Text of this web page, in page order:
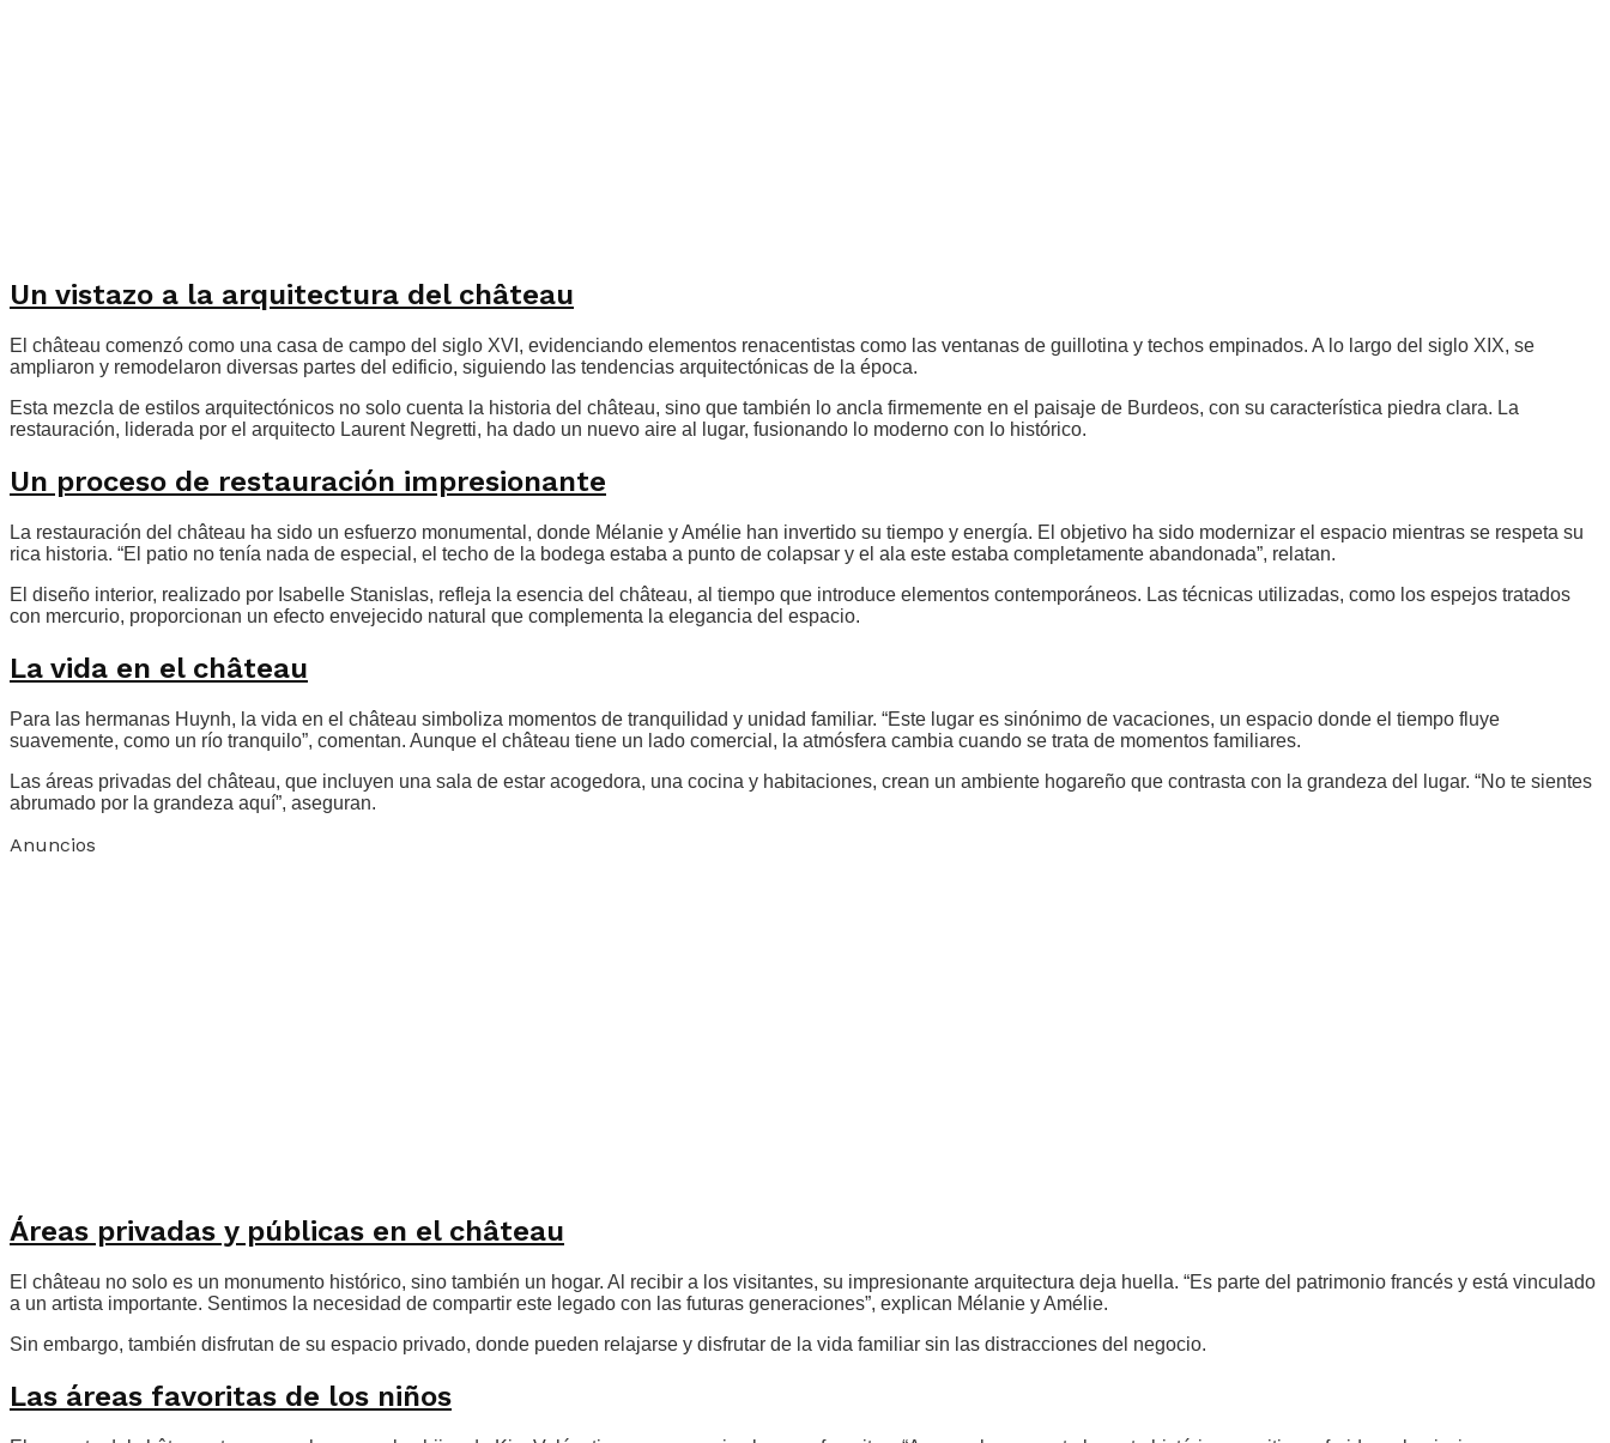
Un vistazo a la arquitectura del château
El château comenzó como una casa de campo del siglo XVI, evidenciando elementos renacentistas como las ventanas de guillotina y techos empinados. A lo largo del siglo XIX, se
ampliaron y remodelaron diversas partes del edificio, siguiendo las tendencias arquitectónicas de la época.
Esta mezcla de estilos arquitectónicos no solo cuenta la historia del château, sino que también lo ancla firmemente en el paisaje de Burdeos, con su característica piedra clara. La
restauración, liderada por el arquitecto Laurent Negretti, ha dado un nuevo aire al lugar, fusionando lo moderno con lo histórico.
Un proceso de restauración impresionante
La restauración del château ha sido un esfuerzo monumental, donde Mélanie y Amélie han invertido su tiempo y energía. El objetivo ha sido modernizar el espacio mientras se respeta su
rica historia. “El patio no tenía nada de especial, el techo de la bodega estaba a punto de colapsar y el ala este estaba completamente abandonada”, relatan.
El diseño interior, realizado por Isabelle Stanislas, refleja la esencia del château, al tiempo que introduce elementos contemporáneos. Las técnicas utilizadas, como los espejos tratados
con mercurio, proporcionan un efecto envejecido natural que complementa la elegancia del espacio.
La vida en el château
Para las hermanas Huynh, la vida en el château simboliza momentos de tranquilidad y unidad familiar. “Este lugar es sinónimo de vacaciones, un espacio donde el tiempo fluye
suavemente, como un río tranquilo”, comentan. Aunque el château tiene un lado comercial, la atmósfera cambia cuando se trata de momentos familiares.
Las áreas privadas del château, que incluyen una sala de estar acogedora, una cocina y habitaciones, crean un ambiente hogareño que contrasta con la grandeza del lugar. “No te sientes
abrumado por la grandeza aquí”, aseguran.
Anuncios
Áreas privadas y públicas en el château
El château no solo es un monumento histórico, sino también un hogar. Al recibir a los visitantes, su impresionante arquitectura deja huella. “Es parte del patrimonio francés y está vinculado
a un artista importante. Sentimos la necesidad de compartir este legado con las futuras generaciones”, explican Mélanie y Amélie.
Sin embargo, también disfrutan de su espacio privado, donde pueden relajarse y disfrutar de la vida familiar sin las distracciones del negocio.
Las áreas favoritas de los niños